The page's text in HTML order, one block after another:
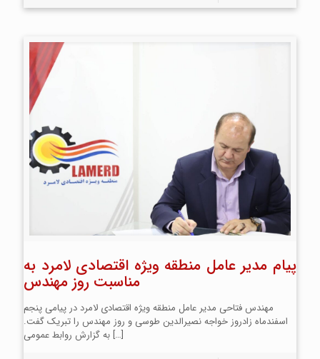
پیام مدیر عامل منطقه ویژه اقتصادی لامرد به
مناسبت روز مهندس
مهندس فتاحی مدیر عامل منطقه ویژه اقتصادی لامرد در پیامی پنجم
اسفندماه زادروز خواجه نصیرالدین طوسی و روز مهندس را تبریک گفت.
به گزارش روابط عمومی[…]